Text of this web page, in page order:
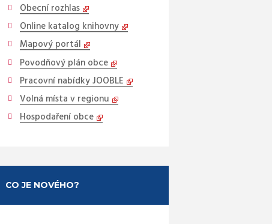
Obecní rozhlas
Online katalog knihovny
Mapový portál
Povodňový plán obce
Pracovní nabídky JOOBLE
Volná místa v regionu
Hospodaření obce
CO JE NOVÉHO?